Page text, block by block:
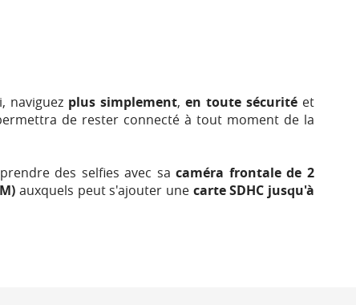
naviguez plus simplement, en toute sécuritéet
de rester connecté à tout moment de la
des selfies avec sacaméra frontale de 2
auxquels peut s'ajouter une carte SDHC jusqu'à